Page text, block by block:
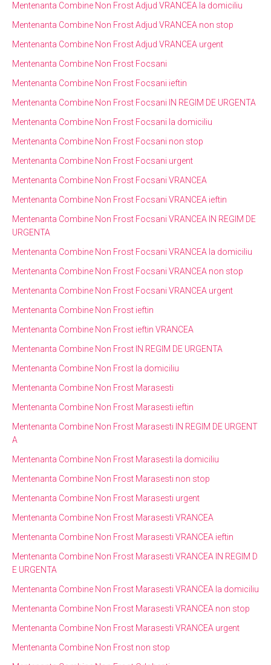
Mentenanta Combine Non Frost Adjud VRANCEA la domiciliu
Mentenanta Combine Non Frost Adjud VRANCEA non stop
Mentenanta Combine Non Frost Adjud VRANCEA urgent
Mentenanta Combine Non Frost Focsani
Mentenanta Combine Non Frost Focsani ieftin
Mentenanta Combine Non Frost Focsani IN REGIM DE URGENTA
Mentenanta Combine Non Frost Focsani la domiciliu
Mentenanta Combine Non Frost Focsani non stop
Mentenanta Combine Non Frost Focsani urgent
Mentenanta Combine Non Frost Focsani VRANCEA
Mentenanta Combine Non Frost Focsani VRANCEA ieftin
Mentenanta Combine Non Frost Focsani VRANCEA IN REGIM DE
URGENTA
Mentenanta Combine Non Frost Focsani VRANCEA la domiciliu
Mentenanta Combine Non Frost Focsani VRANCEA non stop
Mentenanta Combine Non Frost Focsani VRANCEA urgent
Mentenanta Combine Non Frost ieftin
Mentenanta Combine Non Frost ieftin VRANCEA
Mentenanta Combine Non Frost IN REGIM DE URGENTA
Mentenanta Combine Non Frost la domiciliu
Mentenanta Combine Non Frost Marasesti
Mentenanta Combine Non Frost Marasesti ieftin
Mentenanta Combine Non Frost Marasesti IN REGIM DE URGENT
A
Mentenanta Combine Non Frost Marasesti la domiciliu
Mentenanta Combine Non Frost Marasesti non stop
Mentenanta Combine Non Frost Marasesti urgent
Mentenanta Combine Non Frost Marasesti VRANCEA
Mentenanta Combine Non Frost Marasesti VRANCEA ieftin
Mentenanta Combine Non Frost Marasesti VRANCEA IN REGIM D
E URGENTA
Mentenanta Combine Non Frost Marasesti VRANCEA la domiciliu
Mentenanta Combine Non Frost Marasesti VRANCEA non stop
Mentenanta Combine Non Frost Marasesti VRANCEA urgent
Mentenanta Combine Non Frost non stop